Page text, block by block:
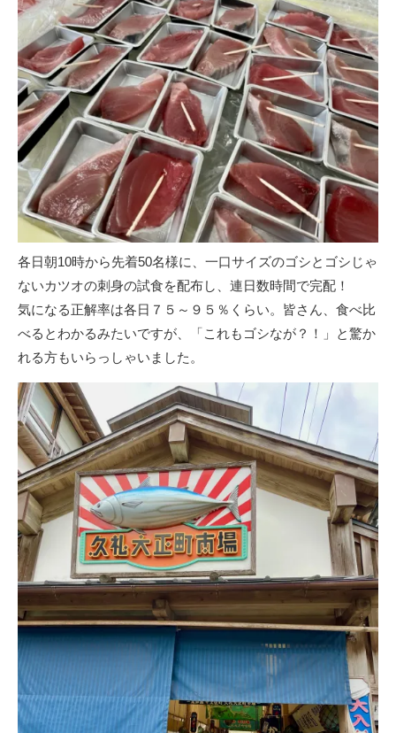
各日朝10時から先着50名様に、一口サイズのゴシとゴシじゃ
ないカツオの刺身の試食を配布し、連日数時間で完配！
気になる正解率は各日７５～９５％くらい。皆さん、食べ比
べるとわかるみたいですが、「これもゴシなが？！」と驚か
れる方もいらっしゃいました。